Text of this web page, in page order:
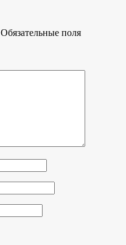
Обязательные поля